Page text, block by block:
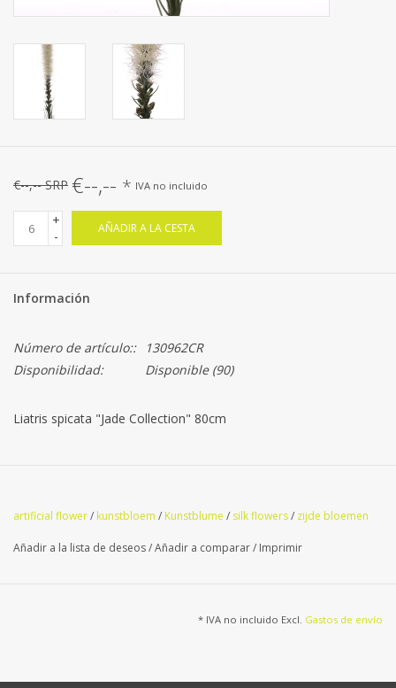
€--,-- SRP €--,-- * IVA no incluido
+
-
AÑADIR A LA CESTA
Información
Número de artículo::
130962CR
Disponibilidad:
Disponible(90)
Liatris spicata "Jade Collection" 80cm
artificial flower/ kunstbloem / Kunstblume / silk flowers/ zijde bloemen
Añadir a la lista de deseos/Añadir a comparar/ Imprimir
* IVA no incluido Excl. Gastos de envío